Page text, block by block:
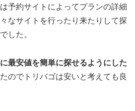
予約サイトによってプランの詳細
なサイトを行ったり来たりして探
した。
最安値を簡単に探せるようにした
のでトリバゴは安いと考えても良